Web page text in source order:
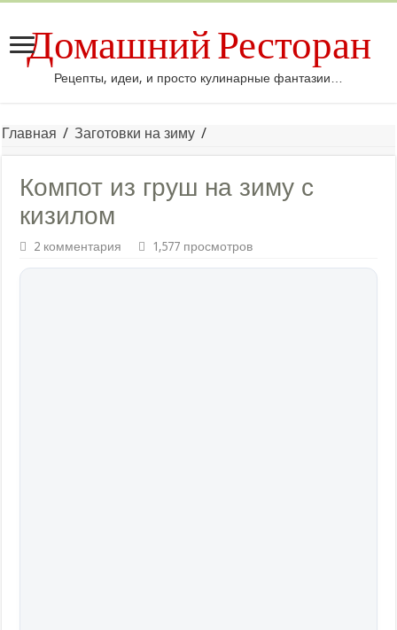
Домашний Ресторан
Рецепты, идеи, и просто кулинарные фантазии…
Главная / Заготовки на зиму /
Компот из груш на зиму с
кизилом
2 комментария 1,577 просмотров